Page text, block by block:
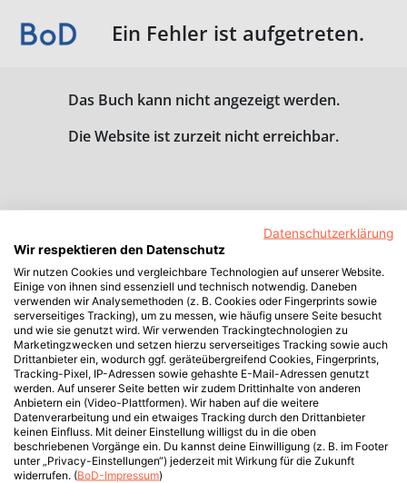
Ein Fehler ist aufgetreten.
Das Buch kann nicht angezeigt werden.
Die Website ist zurzeit nicht erreichbar.
Datenschutzerklärung
Wir respektieren den Datenschutz
Wir nutzen Cookies und vergleichbare Technologien auf unserer Website.
Einige von ihnen sind essenziell und technisch notwendig. Daneben
verwenden wir Analysemethoden (z. B. Cookies oder Fingerprints sowie
serverseitiges Tracking), um zu messen, wie häufig unsere Seite besucht
und wie sie genutzt wird. Wir verwenden Trackingtechnologien zu
Marketingzwecken und setzen hierzu serverseitiges Tracking sowie auch
Drittanbieter ein, wodurch ggf. geräteübergreifend Cookies, Fingerprints,
Tracking-Pixel, IP-Adressen sowie gehashte E-Mail-Adressen genutzt
werden. Auf unserer Seite betten wir zudem Drittinhalte von anderen
Anbietern ein (Video-Plattformen). Wir haben auf die weitere
Datenverarbeitung und ein etwaiges Tracking durch den Drittanbieter
keinen Einfluss. Mit deiner Einstellung willigst du in die oben
beschriebenen Vorgänge ein. Du kannst deine Einwilligung (z. B. im Footer
unter „Privacy-Einstellungen“) jederzeit mit Wirkung für die Zukunft
widerrufen. (BoD-Impressum)